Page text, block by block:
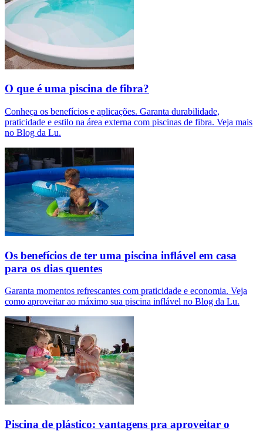
O que é uma piscina de fibra?
Conheça os benefícios e aplicações. Garanta durabilidade,
praticidade e estilo na área externa com piscinas de fibra. Veja mais
no Blog da Lu.
Os benefícios de ter uma piscina inflável em casa
para os dias quentes
Garanta momentos refrescantes com praticidade e economia. Veja
como aproveitar ao máximo sua piscina inflável no Blog da Lu.
Piscina de plástico: vantagens pra aproveitar o